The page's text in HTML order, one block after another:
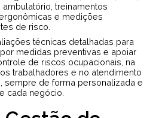
ambulatório, treinamentos
e medições
de risco.
técnicas detalhadas para
medidas preventivas e apoiar
de riscos ocupacionais, na
trabalhadores e no atendimento
sempre de forma personalizada e
cada negócio.